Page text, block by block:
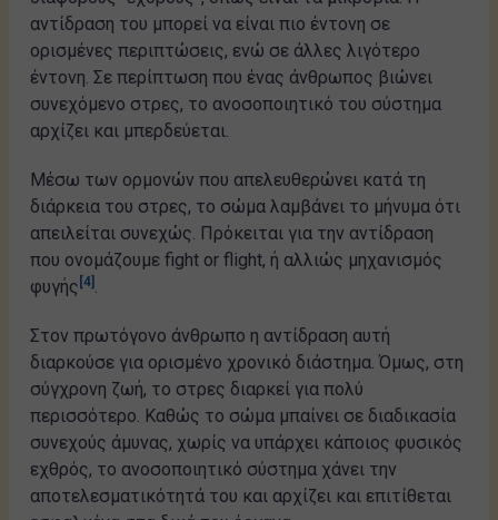
αντίδραση του μπορεί να είναι πιο έντονη σε
ορισμένες περιπτώσεις, ενώ σε άλλες λιγότερο
έντονη. Σε περίπτωση που ένας άνθρωπος βιώνει
συνεχόμενο στρες, το ανοσοποιητικό του σύστημα
αρχίζει και μπερδεύεται.
Μέσω των ορμονών που απελευθερώνει κατά τη
διάρκεια του στρες, το σώμα λαμβάνει το μήνυμα ότι
απειλείται συνεχώς. Πρόκειται για την αντίδραση
που ονομάζουμε fight or flight, ή αλλιώς μηχανισμός
φυγής [4]
Στον πρωτόγονο άνθρωπο η αντίδραση αυτή
διαρκούσε για ορισμένο χρονικό διάστημα. Όμως, στη
σύγχρονη ζωή, το στρες διαρκεί για πολύ
περισσότερο. Καθώς το σώμα μπαίνει σε διαδικασία
συνεχούς άμυνας, χωρίς να υπάρχει κάποιος φυσικός
εχθρός, το ανοσοποιητικό σύστημα χάνει την
αποτελεσματικότητά του και αρχίζει και επιτίθεται